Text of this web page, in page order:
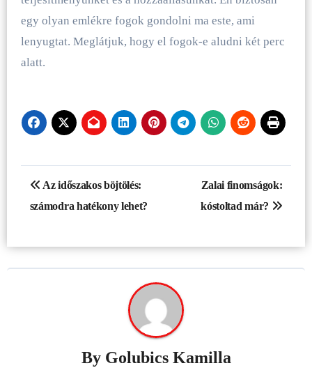
egy olyan emlékre fogok gondolni ma este, ami
lenyugtat. Meglátjuk, hogy el fogok-e aludni két perc
alatt.
Bejegyzés
navigáció
Az időszakos böjtölés:
számodra hatékony lehet?
Zalai finomságok:
kóstoltad már?
By Golubics Kamilla